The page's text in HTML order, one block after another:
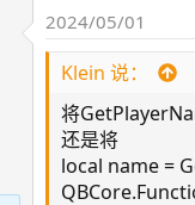
2024/05/01
Klein 说：
将
还是将
local name =